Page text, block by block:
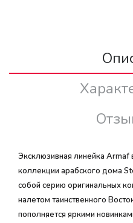
Эксклюзивная линейка Armaf
коллекции арабского дома
собой серию оригинальных
налетом таинственного
пополняется яркими